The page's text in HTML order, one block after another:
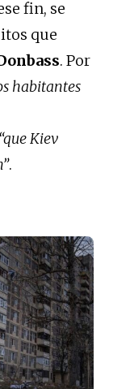
fin, se
que
. Por
habitantes
“que Kiev
.